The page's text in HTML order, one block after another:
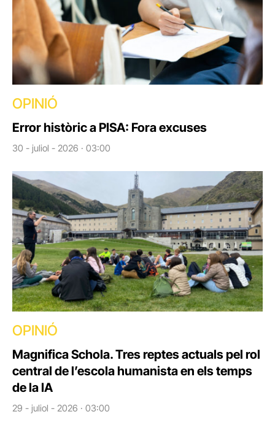
OPINIÓ
Error històric a PISA: Fora excuses
30 - juliol - 2026 · 03:00
OPINIÓ
Magnifica Schola. Tres reptes actuals pel rol
central de l’escola humanista en els temps
de la IA
29 - juliol - 2026 · 03:00